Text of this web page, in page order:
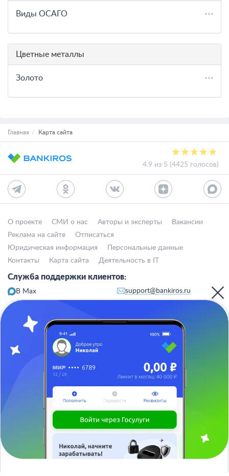
Виды ОСАГО
Цветные металлы
Золото
Главная Карта сайта
4.9 из 5 (4425 голосов)
О проекте СМИ о нас Авторы и эксперты
Вакансии
Реклама на сайте
Отписаться
Юридическая информация
Персональные данные
Контакты
Карта сайта Деятельность в IT
Служба поддержки клиентов:
В Max
support@bankiros.ru
Пн-пт с 10:00 до 17:00
117342, Москва, ул. Бутлерова, дом 17,
БЦ Neo Geo, офис 4070
Банкирос.ру на Яндекс.Картах
Отписаться
ООО «АРСфин» используются
, для индивидуализации сервиса, с целью повышения удобства
использования веб-сайта. «Cookie» представляют собой небольшие
фрагменты данных, включающие информацию о прошлых посещениях
веб-сайта. Если вы не согласны с использованием файлов «cookie»,
просим изменить настройки браузера.